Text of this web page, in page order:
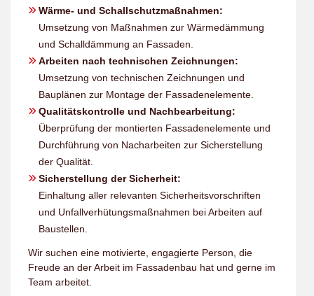
Wärme- und Schallschutzmaßnahmen:
Umsetzung von Maßnahmen zur Wärmedämmung
und Schalldämmung an Fassaden.
Arbeiten nach technischen Zeichnungen:
Umsetzung von technischen Zeichnungen und
Bauplänen zur Montage der Fassadenelemente.
Qualitätskontrolle und Nachbearbeitung:
Überprüfung der montierten Fassadenelemente und
Durchführung von Nacharbeiten zur Sicherstellung
der Qualität.
Sicherstellung der Sicherheit:
Einhaltung aller relevanten Sicherheitsvorschriften
und Unfallverhütungsmaßnahmen bei Arbeiten auf
Baustellen.
Wir suchen eine motivierte, engagierte Person, die
Freude an der Arbeit im Fassadenbau hat und gerne im
Team arbeitet.